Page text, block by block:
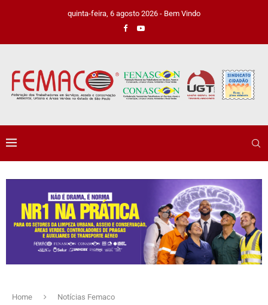
quinta-feira, 6 agosto 2026 - Bem Vindo
Home Notícias Femaco